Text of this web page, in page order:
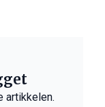
artikkelen.